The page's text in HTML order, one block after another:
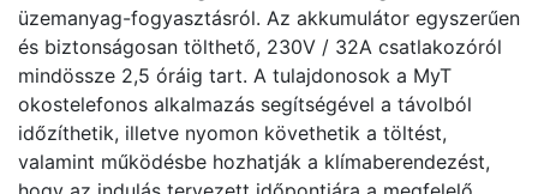
üzemanyag-fogyasztásról. Az akkumulátor egyszerűen
és biztonságosan tölthető, 230V / 32A csatlakozóról
mindössze 2,5 óráig tart. A tulajdonosok a MyT
okostelefonos alkalmazás segítségével a távolból
időzíthetik, illetve nyomon követhetik a töltést,
valamint működésbe hozhatják a klímaberendezést,